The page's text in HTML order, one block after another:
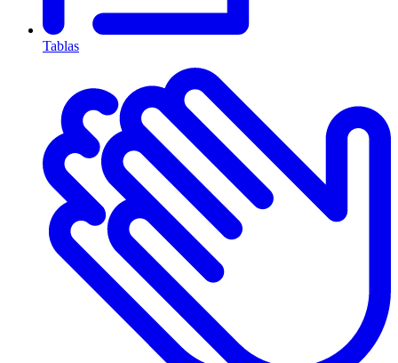
Tablas